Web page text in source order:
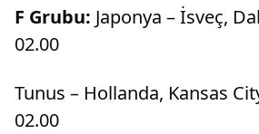
F Grubu: Japonya – İsveç,
02.00
Tunus – Hollanda, Kansas
02.00